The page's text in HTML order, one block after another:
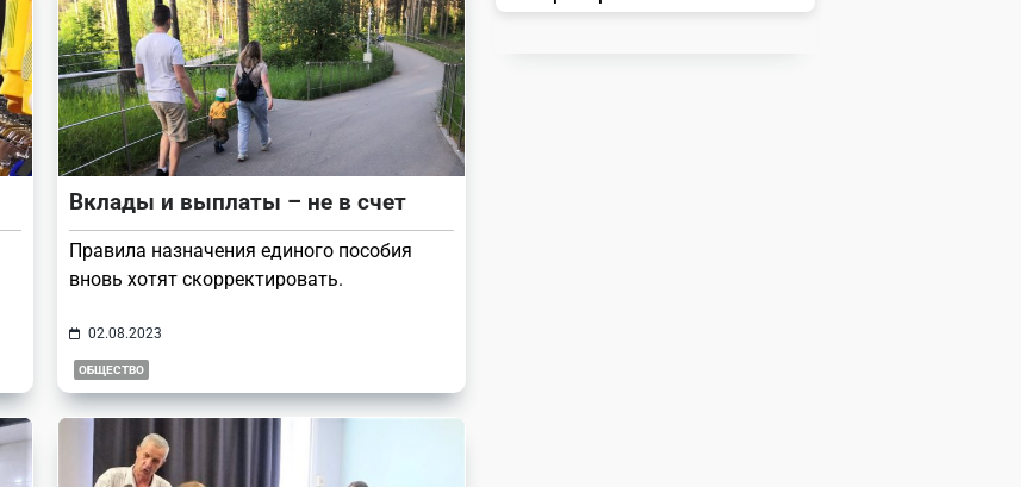
Вклады и выплаты – не в счет
Правила назначения единого пособия
вновь хотят скорректировать.
02.08.2023
ОБЩЕСТВО